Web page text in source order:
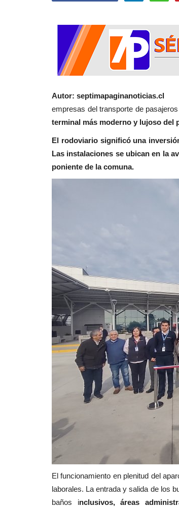
Autor: septimapaginanoticias.cl
empresas del transporte de
terminal más moderno y lujoso del
El rodoviario significó una
Las instalaciones se ubican en la
poniente de la comuna.
El funcionamiento en plenitud del
laborales. La entrada y salida de los
baños inclusivos, áreas
Deporte